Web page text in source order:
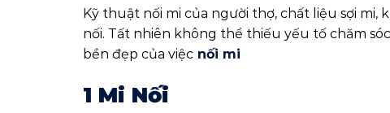
Kỹ thuật nối mi của người thợ, chất liệu sợi
nối. Tất nhiên không thể thiếu yếu tố chăm
bền đẹp của việc nối mi
1 Mi Nối